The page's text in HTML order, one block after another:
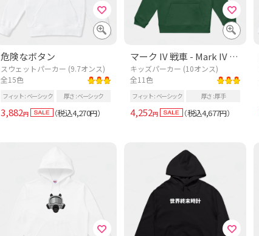
危険なボタン
スウェットパーカー (9.7オンス)
全15色
フィット ベーシック 厚さ ベーシック
3,882円 （税込4,270円）
マーク IV 戦車 - Mark IV Tank
キッズパーカー (10オンス)
全11色
フィット ベーシック 厚さ 厚手
4,252円 （税込4,677円）